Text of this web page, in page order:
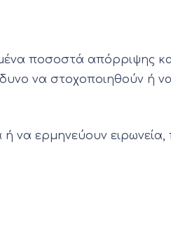
ποσοστά απόρριψης
να στοχοποιηθούν ή
ερμηνεύουν ειρωνεία,